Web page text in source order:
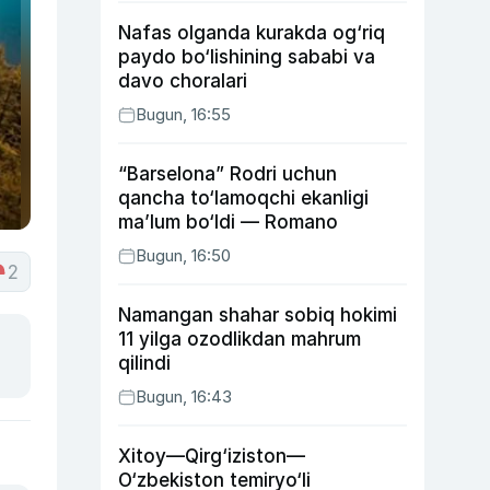
2
Nafas olganda kurakda og‘riq
paydo bo‘lishining sababi va
davo choralari
Bugun, 16:55
“Barselona” Rodri uchun
qancha to‘lamoqchi ekanligi
ma’lum bo‘ldi — Romano
Bugun, 16:50
Namangan shahar sobiq hokimi
11 yilga ozodlikdan mahrum
qilindi
Bugun, 16:43
Xitoy—Qirg‘iziston—
O‘zbekiston temiryo‘li